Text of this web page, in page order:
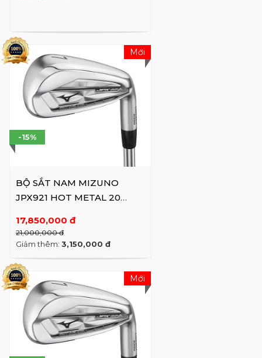
BỘ SẮT NAM MIZUNO
JPX921 HOT METAL 20
17,850,000 đ
21,000,000 đ
-15%
Giảm thêm: 3,150,000 đ
Mới
Mới